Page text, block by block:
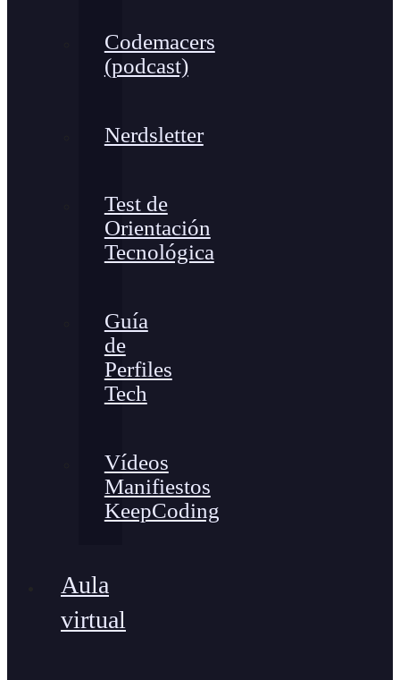
Codemacers
(podcast)
Nerdsletter
Test de
Orientación
Tecnológica
Guía
de
Perfiles
Tech
Vídeos
Manifiestos
KeepCoding
Aula
virtual